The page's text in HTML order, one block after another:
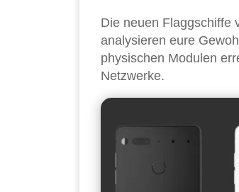
Die neuen Flaggschiffe
analysieren eure
physischen Modulen
Netzwerke.